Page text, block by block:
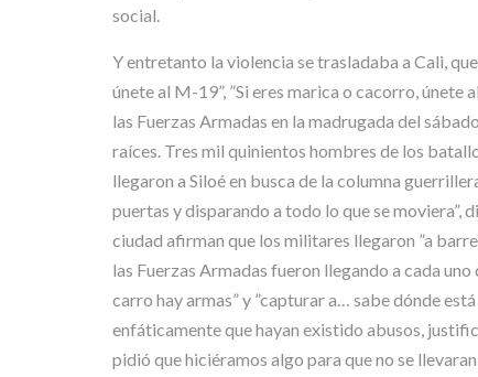
social.
Y entretanto la violencia se trasladaba a Cali,
únete al M-19”, ”Si eres marica o cacorro,
las Fuerzas Armadas en la madrugada del
raíces. Tres mil quinientos hombres de los
llegaron a Siloé en busca de la columna
puertas y disparando a todo lo que se
ciudad afirman que los militares llegaron ”a
las Fuerzas Armadas fueron llegando a cada
carro hay armas” y ”capturar a… sabe dónde
enfáticamente que hayan existido abusos,
pidió que hiciéramos algo para que no se